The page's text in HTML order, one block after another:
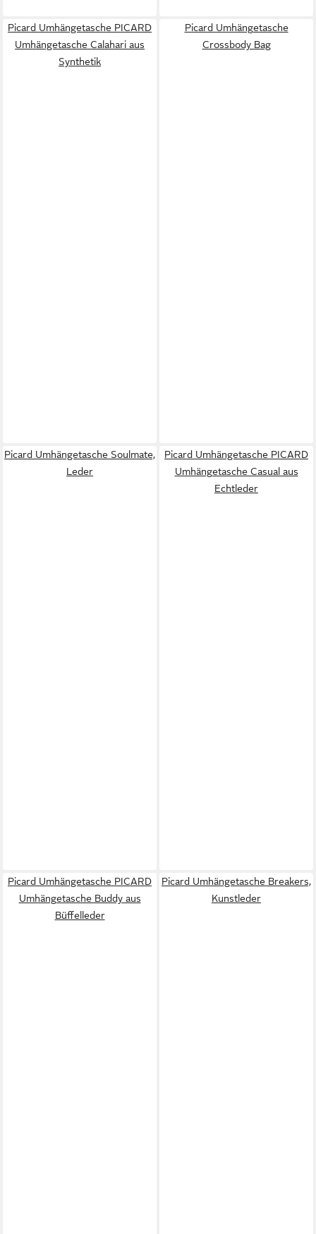
Picard Umhängetasche PICARD
Umhängetasche Calahari aus
Synthetik
Picard Umhängetasche
Crossbody Bag
Picard Umhängetasche Soulmate,
Leder
Picard Umhängetasche PICARD
Umhängetasche Casual aus
Echtleder
Picard Umhängetasche PICARD
Umhängetasche Buddy aus
Büffelleder
Picard Umhängetasche Breakers,
Kunstleder